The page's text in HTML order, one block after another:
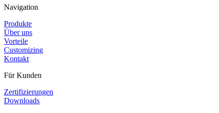
Navigation
Produkte
Über uns
Vorteile
Customizing
Kontakt
Für Kunden
Zertifizierungen
Downloads